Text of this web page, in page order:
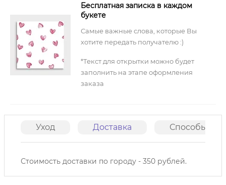
Бесплатная записка в каждом
букете
Самые важные слова, которые Вы
хотите передать получателю :)
*Текст для открытки можно будет
заполнить на этапе оформления
заказа
Уход Доставка Способы
Стоимость доставки по городу - 350 рублей.